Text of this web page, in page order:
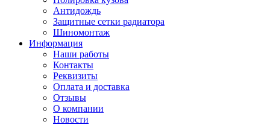
Антидождь
Защитные сетки радиатора
Шиномонтаж
Информация
Наши работы
Контакты
Реквизиты
Оплата и доставка
Отзывы
О компании
Новости